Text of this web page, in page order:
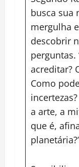
busca sua
mergulha
descobrir
perguntas.
acreditar?
Como
a arte, a
que é,